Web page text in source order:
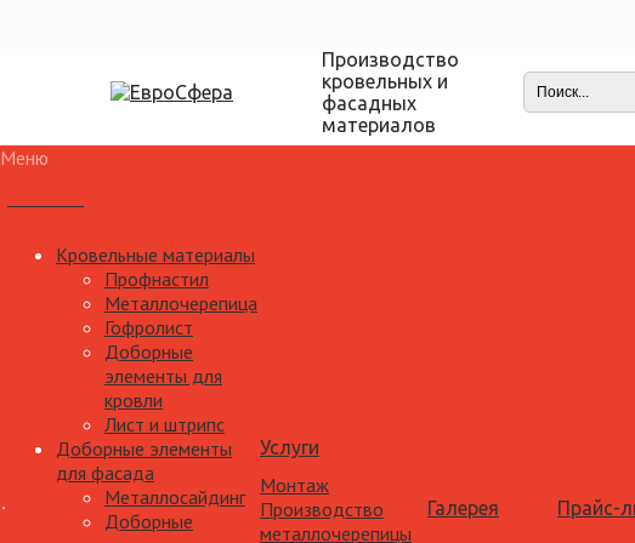
Производство
кровельных и
фасадных
материалов
Меню
Кровельные материалы
Профнастил
Металлочерепица
Гофролист
Доборные
элементы для
кровли
Лист и штрипс
Доборные элементы
для фасада
Металлосайдинг
Доборные
Услуги
Монтаж
Производство
металлочерепицы
Галерея Прайс-